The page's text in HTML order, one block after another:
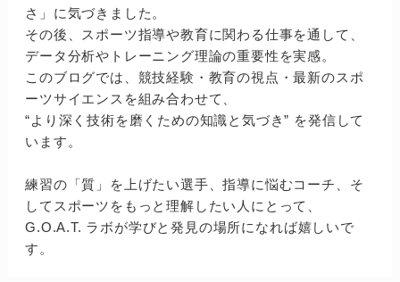
さ」に気づきました。
その後、スポーツ指導や教育に関わる仕事を通して、
データ分析やトレーニング理論の重要性を実感。
このブログでは、競技経験・教育の視点・最新のスポ
ーツサイエンスを組み合わせて、
“より深く技術を磨くための知識と気づき” を発信して
います。
練習の「質」を上げたい選手、指導に悩むコーチ、そ
してスポーツをもっと理解したい人にとって、
G.O.A.T. ラボが学びと発見の場所になれば嬉しいで
す。